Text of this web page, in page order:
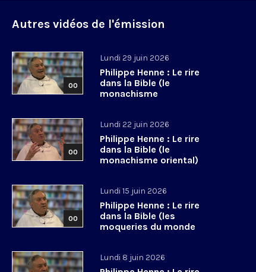
Autres vidéos de l'émission
00
Lundi 29 juin 2026
Philippe Henne : Le rire
dans la Bible (le
monachisme
00
Lundi 22 juin 2026
Philippe Henne : Le rire
dans la Bible (le
monachisme oriental)
00
Lundi 15 juin 2026
Philippe Henne : Le rire
dans la Bible (les
moqueries du monde
Lundi 8 juin 2026